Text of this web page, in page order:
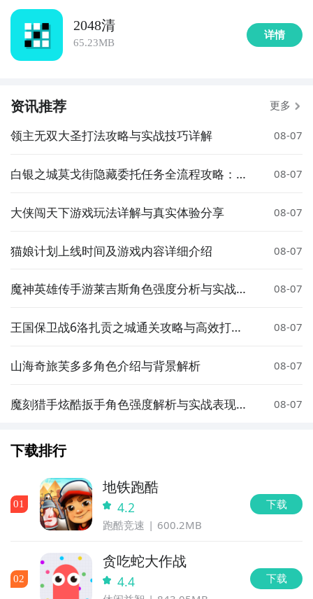
2048清
65.23MB
详情
资讯推荐 更多
领主无双大圣打法攻略与实战技巧详解 08-07
白银之城莫戈街隐藏委托任务全流程攻略：触
08-07
大侠闯天下游戏玩法详解与真实体验分享 08-07
猫娘计划上线时间及游戏内容详细介绍 08-07
魔神英雄传手游莱吉斯角色强度分析与实战搭
08-07
王国保卫战6洛扎贡之城通关攻略与高效打法
08-07
山海奇旅芙多多角色介绍与背景解析 08-07
魔刻猎手炫酷扳手角色强度解析与实战表现评
08-07
下载排行
01
地铁跑酷
4.2
跑酷竞速 600.2MB
下载
02
贪吃蛇大作战
4.4 下载